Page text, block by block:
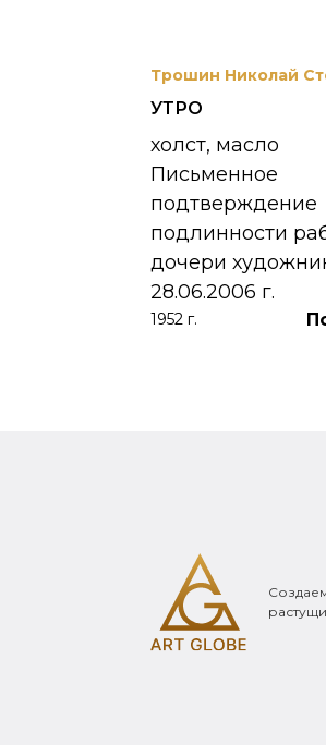
Трошин Николай
УТРО
холст, масло
Письменное
подтверждение
подлинности
дочери
28.06.2006 г.
1952 г.